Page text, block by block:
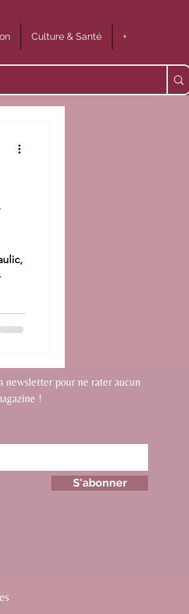
Culture & Santé +
newsletter pour ne rater aucun
!
S'abonner